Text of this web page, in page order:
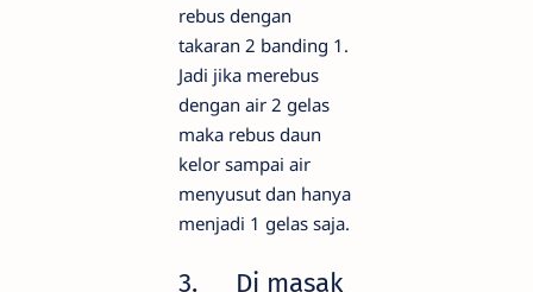
rebus dengan
takaran 2 banding 1.
Jadi jika merebus
dengan air 2 gelas
maka rebus daun
kelor sampai air
menyusut dan hanya
menjadi 1 gelas saja.
3. Di masak